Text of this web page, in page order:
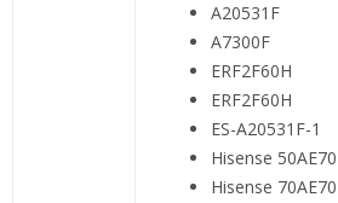
A20531F
A7300F
ERF2F60H
ERF2F60H
ES-A20531F-1
Hisense
Hisense